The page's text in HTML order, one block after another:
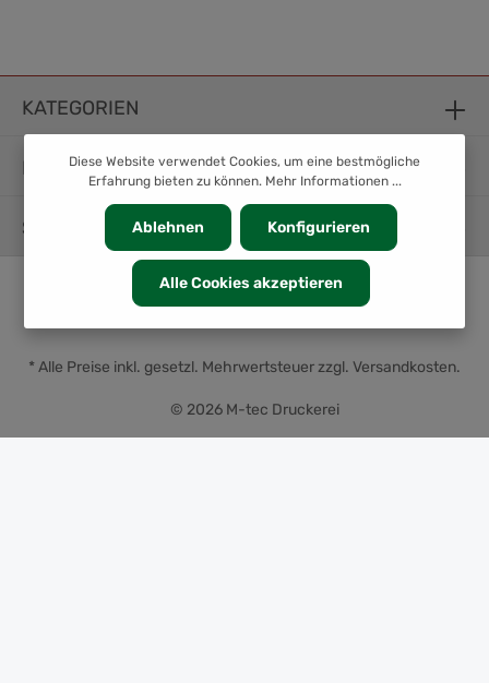
KATEGORIEN
INFORMATION
SERVICE
© 2026 M-tec Druckerei
* Alle Preise inkl. gesetzl. Mehrwertsteuer zzgl. Versandkosten.
Diese Website verwendet Cookies, um eine bestmögliche
Erfahrung bieten zu können. Mehr Informationen ...
Ablehnen Konfigurieren
Alle Cookies akzeptieren